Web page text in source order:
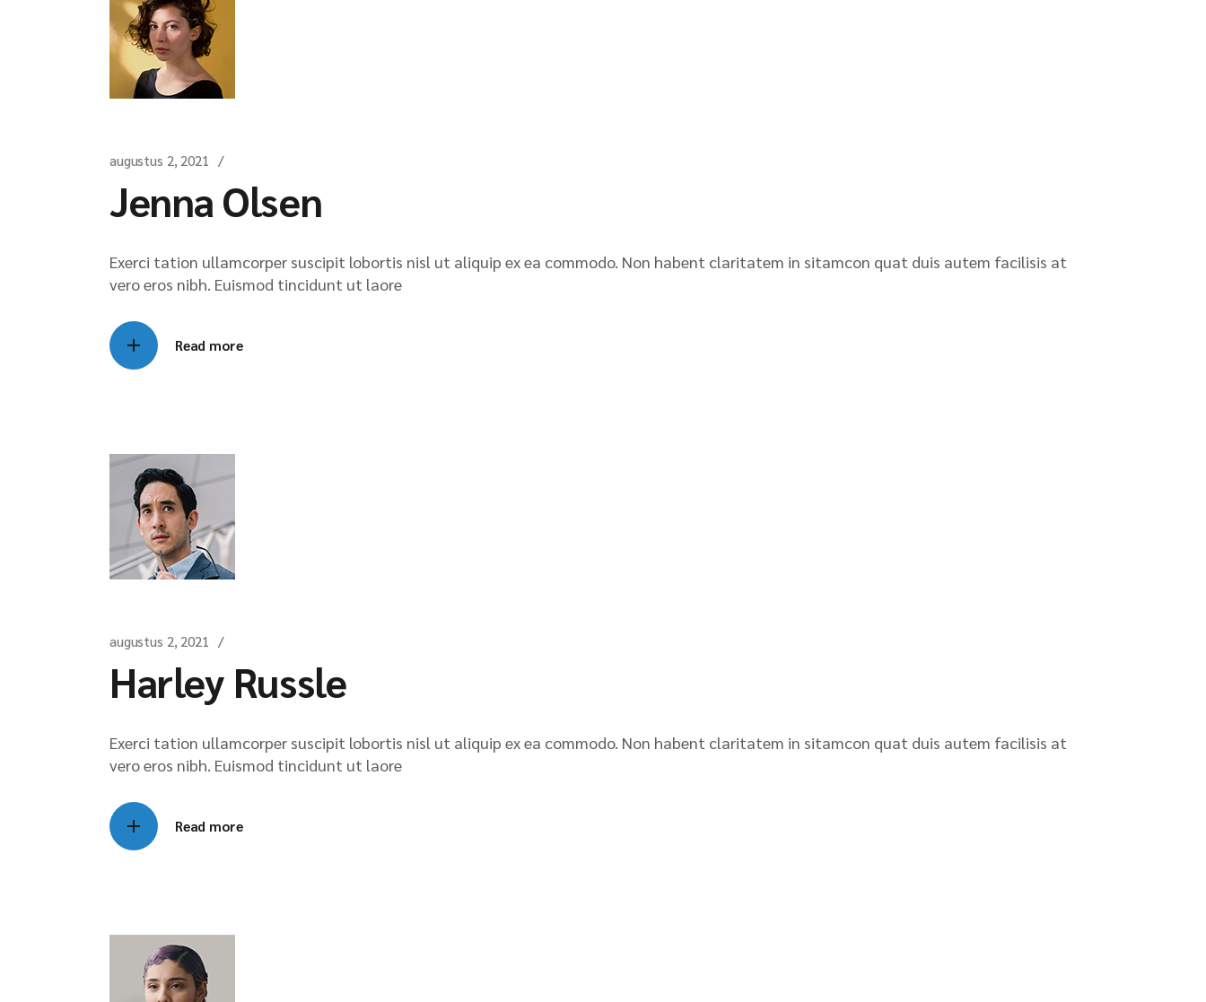
augustus 2, 2021
Jenna Olsen
Exerci tation ullamcorper suscipit lobortis nisl ut aliquip ex ea commodo. Non habent claritatem in sitamcon quat duis autem facilisis at
vero eros nibh. Euismod tincidunt ut laore
Read more
augustus 2, 2021
Harley Russle
Exerci tation ullamcorper suscipit lobortis nisl ut aliquip ex ea commodo. Non habent claritatem in sitamcon quat duis autem facilisis at
vero eros nibh. Euismod tincidunt ut laore
Read more